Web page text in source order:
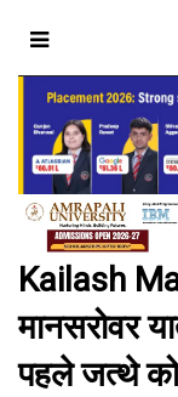
Kailash
मानसरोवर
पहले जत्थे को